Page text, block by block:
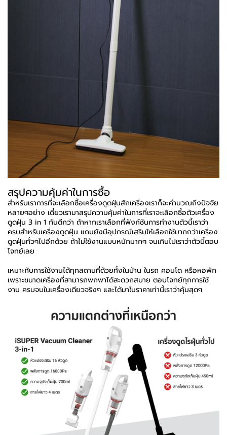
สรุปความคุ้มค่าในการซื้อ
สำหรับเราการที่จะเลือกซื้อเครื่องดูดฝุ่นสักเครื่องเราก็จะคำนวณถึงปัจจัย
หลายๆอย่าง เดี๋ยวเรามาสรุปความคุ้มค่าในการที่เราจะเลือกซื้อตัวเครื่อง
ดูดฝุ่น 3 in 1 กันดีกว่า ถ้าหากเราเลือกที่ฟังก์ชันการทำงานตัวนี้เราว่า
ครบสำหรับเครื่องดูดฝุ่น แถมยังมีอุปกรณ์เสริมให้เลือกใช้มากกว่าเครื่อง
ดูดฝุ่นทั่วๆไปอีกด้วย ถ้าไม่ใช้งานแบบหนักมากๆ จนเกินไปเราว่าตัวนี้ตอบ
โจทย์เลย
เหมาะกับการใช้งานได้ทุกสถานที่ด้วยทั้งในบ้าน ในรถ คอนโด หรือหอพัก
เพราะขนาดเครื่องที่สามารถพกพาได้สะดวกสบาย ตอบโจทย์ทุกการใช้
งาน ครบจบในเครื่องเดียวจริงๆ และได้มาในราคาเท่านี้เราว่าคุ้มสุดๆ